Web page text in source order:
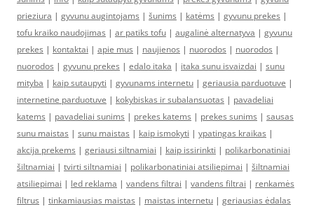
prieziura | gyvunu augintojams | šunims | katėms | gyvunu prekes |
tofu kraiko naudojimas | ar patiks tofu | augalinė alternatyva | gyvunu
prekes | kontaktai | apie mus | naujienos | nuorodos | nuorodos |
nuorodos | gyvunu prekes | edalo itaka | itaka sunu isvaizdai | sunu
mityba | kaip sutaupyti | gyvunams internetu | geriausia parduotuve |
internetine parduotuve | kokybiskas ir subalansuotas | pavadeliai
katems | pavadeliai sunims | prekes katems | prekes sunims | sausas
sunu maistas | sunu maistas | kaip ismokyti | ypatingas kraikas |
akcija prekems | geriausi siltnamiai | kaip issirinkti | polikarbonatiniai
šiltnamiai | tvirti siltnamiai | polikarbonatiniai atsiliepimai | šiltnamiai
atsiliepimai | led reklama | vandens filtrai | vandens filtrai | renkamės
filtrus | tinkamiausias maistas | maistas internetu | geriausias ėdalas